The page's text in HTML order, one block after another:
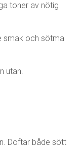
toner av nötig
smak och sötma
utan.
Doftar både sött